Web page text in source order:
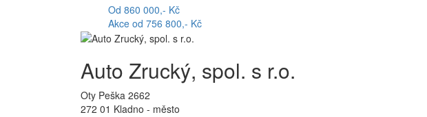
Od 860 000,- Kč
Akce od 756 800,- Kč
Auto Zrucký, spol. s r.o.
Oty Peška 2662
272 01 Kladno - město